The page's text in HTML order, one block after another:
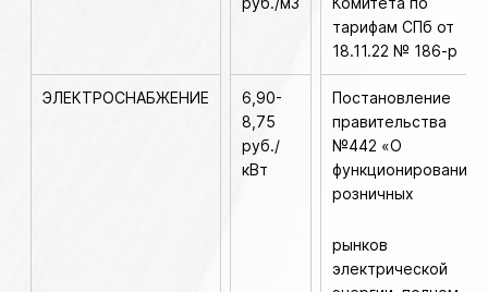
тарифам СПб от
18.11.22 № 186-р
ЭЛЕКТРОСНАБЖЕНИЕ
6,90-
8,75
руб./
кВт
Постановление
правительства
№442 «О
функционировании
розничных
рынков
электрической